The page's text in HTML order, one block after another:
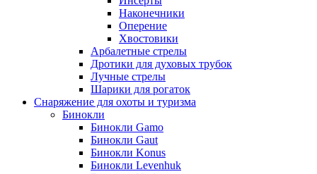
Наконечники
Оперение
Хвостовики
Арбалетные стрелы
Дротики для духовых трубок
Лучные стрелы
Шарики для рогаток
Снаряжение для охоты и туризма
Бинокли
Бинокли Gamo
Бинокли Gaut
Бинокли Konus
Бинокли Levenhuk